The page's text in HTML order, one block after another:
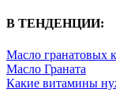
В ТЕНДЕНЦИИ:
Масло гранатовых
Масло Граната
Какие витамины